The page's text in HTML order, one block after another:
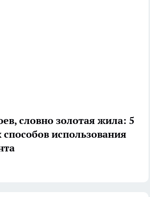
словно золотая жила: 5
использования